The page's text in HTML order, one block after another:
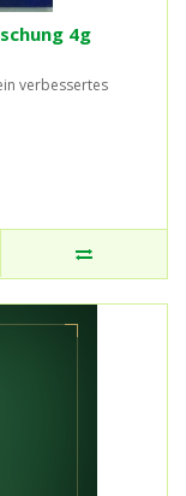
4g
verbessertes